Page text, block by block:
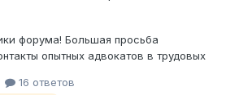
форума! Большая просьба
опытных адвокатов в трудовых
за советы и подсказки.
16 ответов